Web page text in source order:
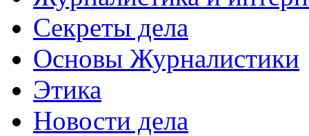
Секреты дела
Основы Журналистики
Этика
Новости дела